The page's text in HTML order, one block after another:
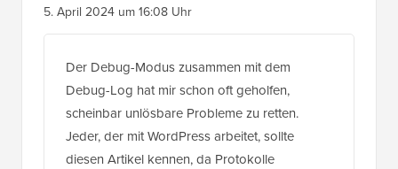
5. April 2024 um 16:08 Uhr
Der Debug-Modus zusammen mit dem
Debug-Log hat mir schon oft geholfen,
scheinbar unlösbare Probleme zu retten.
Jeder, der mit WordPress arbeitet, sollte
diesen Artikel kennen, da Protokolle